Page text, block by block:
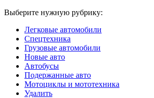
Выберите нужную рубрику:
Легковые автомобили
Спецтехника
Грузовые автомобили
Новые авто
Автобусы
Подержанные авто
Мотоциклы и мототехника
Удалить